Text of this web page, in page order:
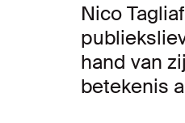
Nico
hand van
betekenis